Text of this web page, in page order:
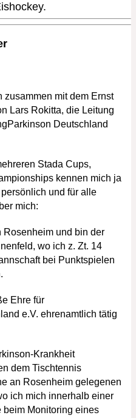
zusammen mit dem Ernst
Lars Rokitta, die Leitung
Deutschland
Stada Cups,
kennen mich ja
und für alle
mich:
Rosenheim und bin der
wo ich z. Zt. 14
bei Punktspielen
Ehre für
e.V. ehrenamtlich tätig
Krankheit
dem Tischtennis
an Rosenheim gelegenen
ich mich innerhalb einer
beim Monitoring eines